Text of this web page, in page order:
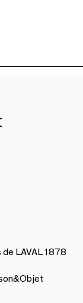
LAVAL 1878